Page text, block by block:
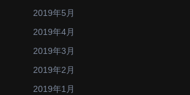
2019年5月
2019年4月
2019年3月
2019年2月
2019年1月